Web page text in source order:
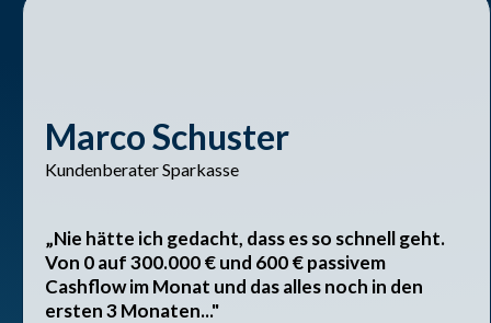
Marco Schuster
Kundenberater Sparkasse
„Nie hätte ich gedacht, dass es so schnell geht.
Von 0 auf 300.000 € und 600 € passivem
Cashflow im Monat und das alles noch in den
ersten 3 Monaten..."